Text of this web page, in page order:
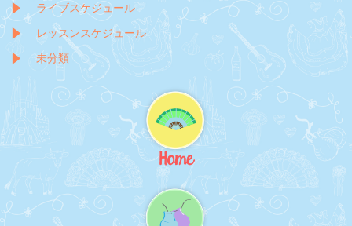
ライブスケジュール
レッスンスケジュール
未分類